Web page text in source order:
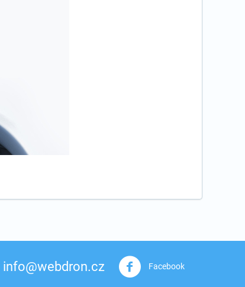
info@webdron.cz Facebook